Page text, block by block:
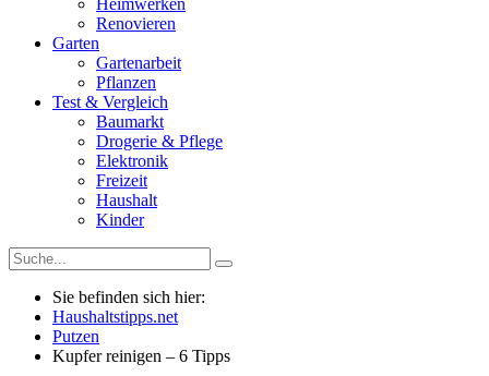
Heimwerken
Renovieren
Garten
Gartenarbeit
Pflanzen
Test & Vergleich
Baumarkt
Drogerie & Pflege
Elektronik
Freizeit
Haushalt
Kinder
Sie befinden sich hier:
Haushaltstipps.net
Putzen
Kupfer reinigen – 6 Tipps